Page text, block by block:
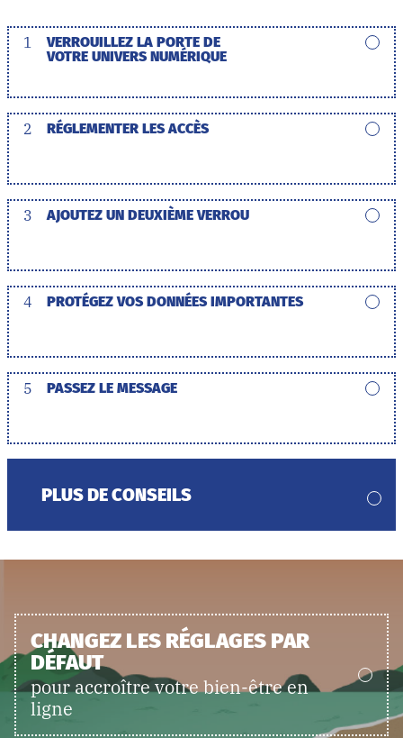
1
VERROUILLEZ LA PORTE DE
VOTRE UNIVERS NUMÉRIQUE
2 RÉGLEMENTER LES ACCÈS
3 AJOUTEZ UN DEUXIÈME VERROU
4 PROTÉGEZ VOS DONNÉES IMPORTANTES
5 PASSEZ LE MESSAGE
PLUS DE CONSEILS
CHANGEZ LES RÉGLAGES PAR
DÉFAUT
pour accroître votre bien-être en
ligne